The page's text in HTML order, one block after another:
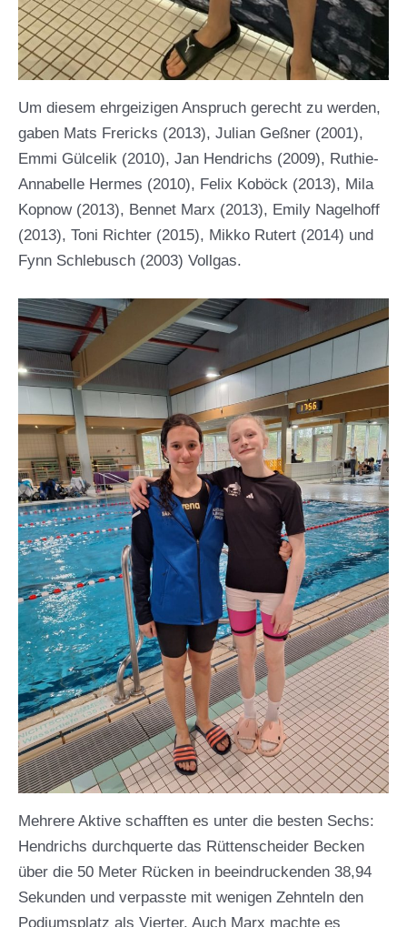
Um diesem ehrgeizigen Anspruch gerecht zu werden,
gaben Mats Frericks (2013), Julian Geßner (2001),
Emmi Gülcelik (2010), Jan Hendrichs (2009), Ruthie-
Annabelle Hermes (2010), Felix Koböck (2013), Mila
Kopnow (2013), Bennet Marx (2013), Emily Nagelhoff
(2013), Toni Richter (2015), Mikko Rutert (2014) und
Fynn Schlebusch (2003) Vollgas.
Mehrere Aktive schafften es unter die besten Sechs:
Hendrichs durchquerte das Rüttenscheider Becken
über die 50 Meter Rücken in beeindruckenden 38,94
Sekunden und verpasste mit wenigen Zehnteln den
Podiumsplatz als Vierter. Auch Marx machte es